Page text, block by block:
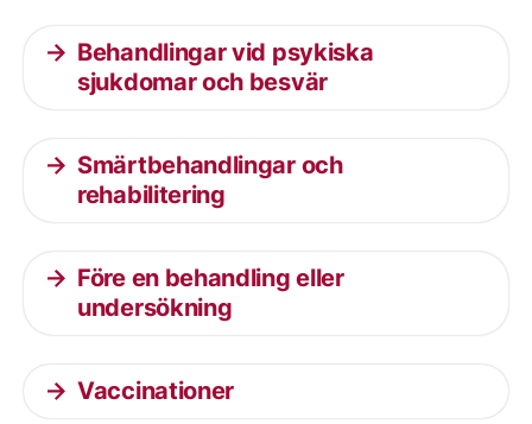
Behandlingar vid psykiska
sjukdomar och besvär
Smärtbehandlingar och
rehabilitering
Före en behandling eller
undersökning
Vaccinationer